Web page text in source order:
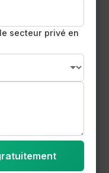
500+
de
Toute la
réunions
les équipes
regroupe 200+
caennaise.
un niveau B2
secteur privé en